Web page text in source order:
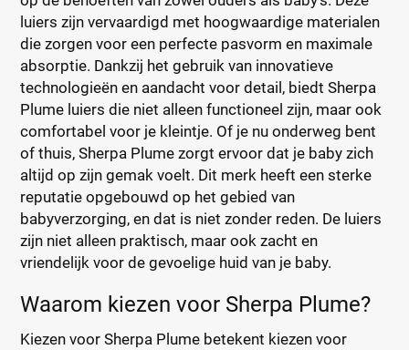
luiers zijn vervaardigd met hoogwaardige materialen
die zorgen voor een perfecte pasvorm en maximale
absorptie. Dankzij het gebruik van innovatieve
technologieën en aandacht voor detail, biedt Sherpa
Plume luiers die niet alleen functioneel zijn, maar ook
comfortabel voor je kleintje. Of je nu onderweg bent
of thuis, Sherpa Plume zorgt ervoor dat je baby zich
altijd op zijn gemak voelt. Dit merk heeft een sterke
reputatie opgebouwd op het gebied van
babyverzorging, en dat is niet zonder reden. De luiers
zijn niet alleen praktisch, maar ook zacht en
vriendelijk voor de gevoelige huid van je baby.
Waarom kiezen voor Sherpa Plume?
Kiezen voor Sherpa Plume betekent kiezen voor